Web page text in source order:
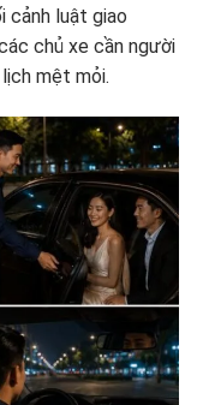
cảnh luật giao
chủ xe cần người
mệt mỏi.